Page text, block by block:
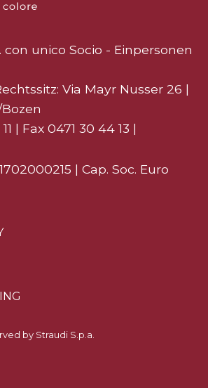
con unico Socio - Einpersonen
Via Mayr Nusser 26 |
| Fax 0471 30 44 13 |
| Cap. Soc. Euro
by Straudi S.p.a.